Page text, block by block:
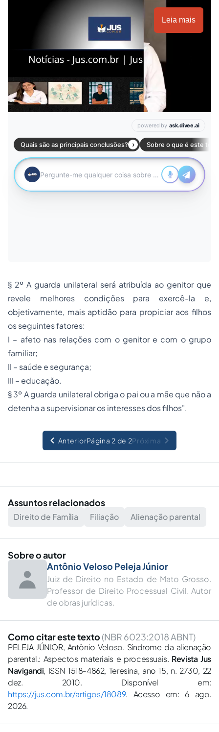
Leia mais
§ 2º A guarda unilateral será atribuída ao genitor que
revele melhores condições para exercê-la e,
objetivamente, mais aptidão para propiciar aos filhos
os seguintes fatores:
I – afeto nas relações com o genitor e com o grupo
familiar;
II – saúde e segurança;
III – educação.
§ 3º A guarda unilateral obriga o pai ou a mãe que não a
detenha a supervisionar os interesses dos filhos".
AnteriorPágina 2 de 2Próxima
Assuntos relacionados
Direito de Família Filiação Alienação parental
Sobre o autor
Antônio Veloso Peleja Júnior
Juiz de Direito no Estado de Mato Grosso.
Professor de Direito Processual Civil. Autor
de obras jurídicas.
Como citar este texto (NBR 6023:2018 ABNT)
PELEJA JÚNIOR, Antônio Veloso. Síndrome da alienação
parental.: Aspectos materiais e processuais. Revista Jus
Navigandi, ISSN 1518-4862, Teresina, ano 15, n. 2730, 22
dez. 2010. Disponível em:
https://jus.com.br/artigos/18089. Acesso em: 6 ago.
2026.